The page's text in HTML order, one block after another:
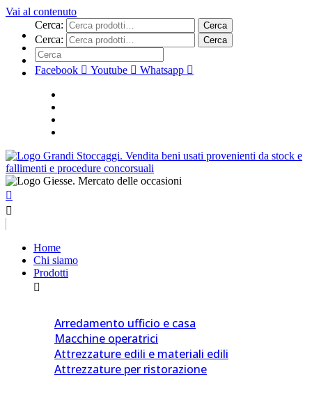
Vai al contenuto
Cerca:
Cerca
Cerca: Cerca
Facebook Youtube Whatsapp
Home
Chi siamo
Prodotti
Arredamento ufficio e casa
Macchine operatrici
Attrezzature edili e materiali edili
Attrezzature per ristorazione